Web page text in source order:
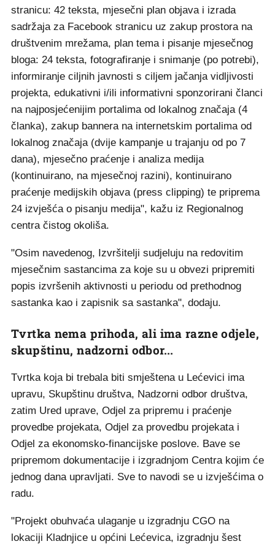
stranicu: 42 teksta, mjesečni plan objava i izrada
sadržaja za Facebook stranicu uz zakup prostora na
društvenim mrežama, plan tema i pisanje mjesečnog
bloga: 24 teksta, fotografiranje i snimanje (po potrebi),
informiranje ciljnih javnosti s ciljem jačanja vidljivosti
projekta, edukativni i/ili informativni sponzorirani članci
na najposjećenijim portalima od lokalnog značaja (4
članka), zakup bannera na internetskim portalima od
lokalnog značaja (dvije kampanje u trajanju od po 7
dana), mjesečno praćenje i analiza medija
(kontinuirano, na mjesečnoj razini), kontinuirano
praćenje medijskih objava (press clipping) te priprema
24 izvješća o pisanju medija", kažu iz Regionalnog
centra čistog okoliša.
"Osim navedenog, Izvršitelji sudjeluju na redovitim
mjesečnim sastancima za koje su u obvezi pripremiti
popis izvršenih aktivnosti u periodu od prethodnog
sastanka kao i zapisnik sa sastanka", dodaju.
Tvrtka nema prihoda, ali ima razne odjele,
skupštinu, nadzorni odbor...
Tvrtka koja bi trebala biti smještena u Lećevici ima
upravu, Skupštinu društva, Nadzorni odbor društva,
zatim Ured uprave, Odjel za pripremu i praćenje
provedbe projekata, Odjel za provedbu projekata i
Odjel za ekonomsko-financijske poslove. Bave se
pripremom dokumentacije i izgradnjom Centra kojim će
jednog dana upravljati. Sve to navodi se u izvješćima o
radu.
"Projekt obuhvaća ulaganje u izgradnju CGO na
lokaciji Kladnjice u općini Lećevica, izgradnju šest